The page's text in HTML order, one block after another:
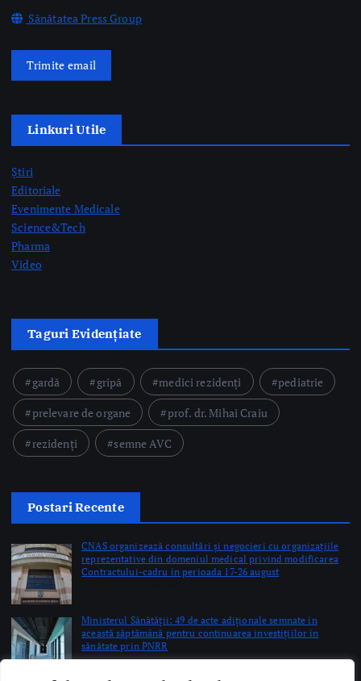
Editoriale
Science&Tech
Pharma
gardă gripă
rezidenți
Postari Recente
CNAS organizează consultări și negocieri cu organizațiile
reprezentative din domeniul medical privind modificarea
Contractului-cadru în perioada 17-26 august
by Briana Teodorescu
Ministerul Sănătății: 49 de acte adiționale semnate în
această săptămână pentru continuarea investițiilor în
ANT: Trei prelevări de organe și țesuturi la Bistrița și
by Briana Teodorescu
Copyright © 2026 Ro Health Review | Powered bySănătatea Press
Group